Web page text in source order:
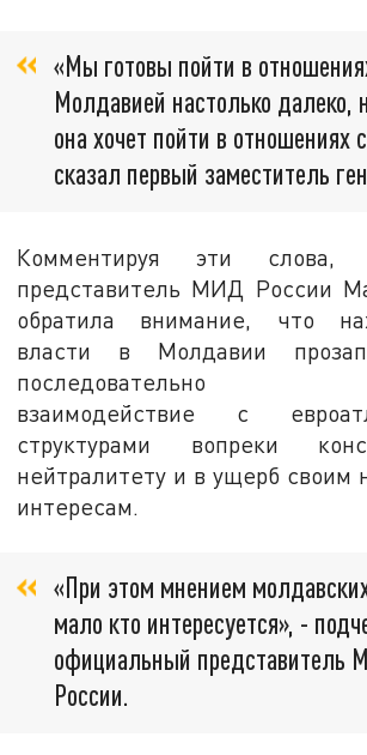
«Мы готовы пойти в
Молдавией настолько далеко,
она хочет пойти в отношениях
сказал первый заместитель
Комментируя эти слова,
представитель МИД России
обратила внимание, что
власти в Молдавии
последовательно
взаимодействие с
структурами вопреки
нейтралитету и в ущерб своим
интересам.
«При этом мнением
мало кто интересуется», -
официальный представитель
России.